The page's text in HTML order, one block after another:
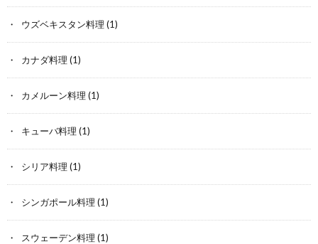
ウズベキスタン料理 (1)
カナダ料理 (1)
カメルーン料理 (1)
キューバ料理 (1)
シリア料理 (1)
シンガポール料理 (1)
スウェーデン料理 (1)